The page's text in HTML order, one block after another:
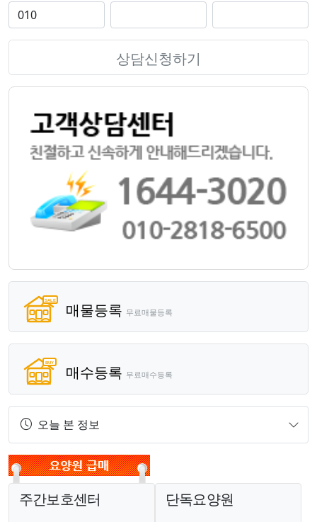
상담신청하기
매물등록 무료매물등록
매수등록 무료매수등록
오늘 본 정보
주간보호센터 단독요양원